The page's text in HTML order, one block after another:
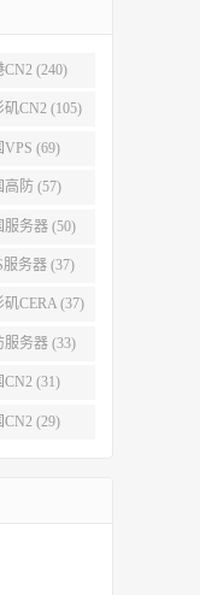
CN2 (240)
矶CN2 (105)
VPS (69)
高防 (57)
服务器 (50)
服务器 (37)
矶CERA (37)
服务器 (33)
CN2 (31)
CN2 (29)